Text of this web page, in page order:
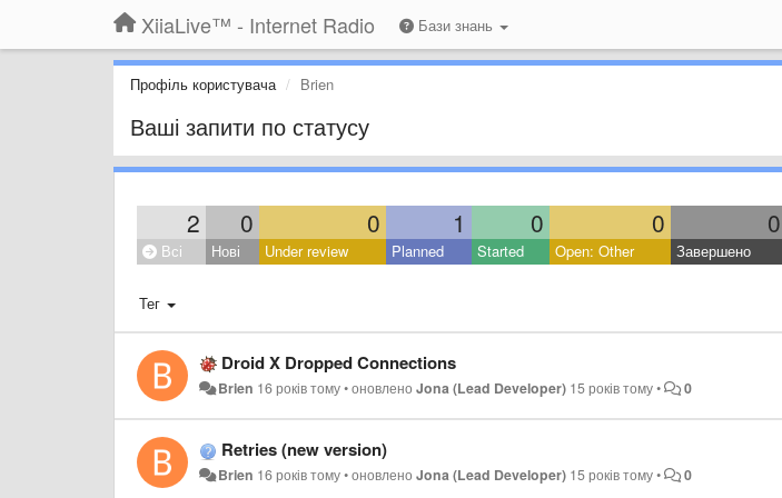
XiiaLive™ - Internet Radio Бази знань
Профіль користувача Brien
Ваші запити по статусу
2 0 0 1 0 0 0
Всі Нові Under review Planned Started Open: Other Завершено
Тег
Droid X Dropped Connections
Brien 16 років тому•оновленоJona (Lead Developer) 15 років тому• 0
Retries (new version)
Brien 16 років тому•оновленоJona (Lead Developer) 15 років тому• 0